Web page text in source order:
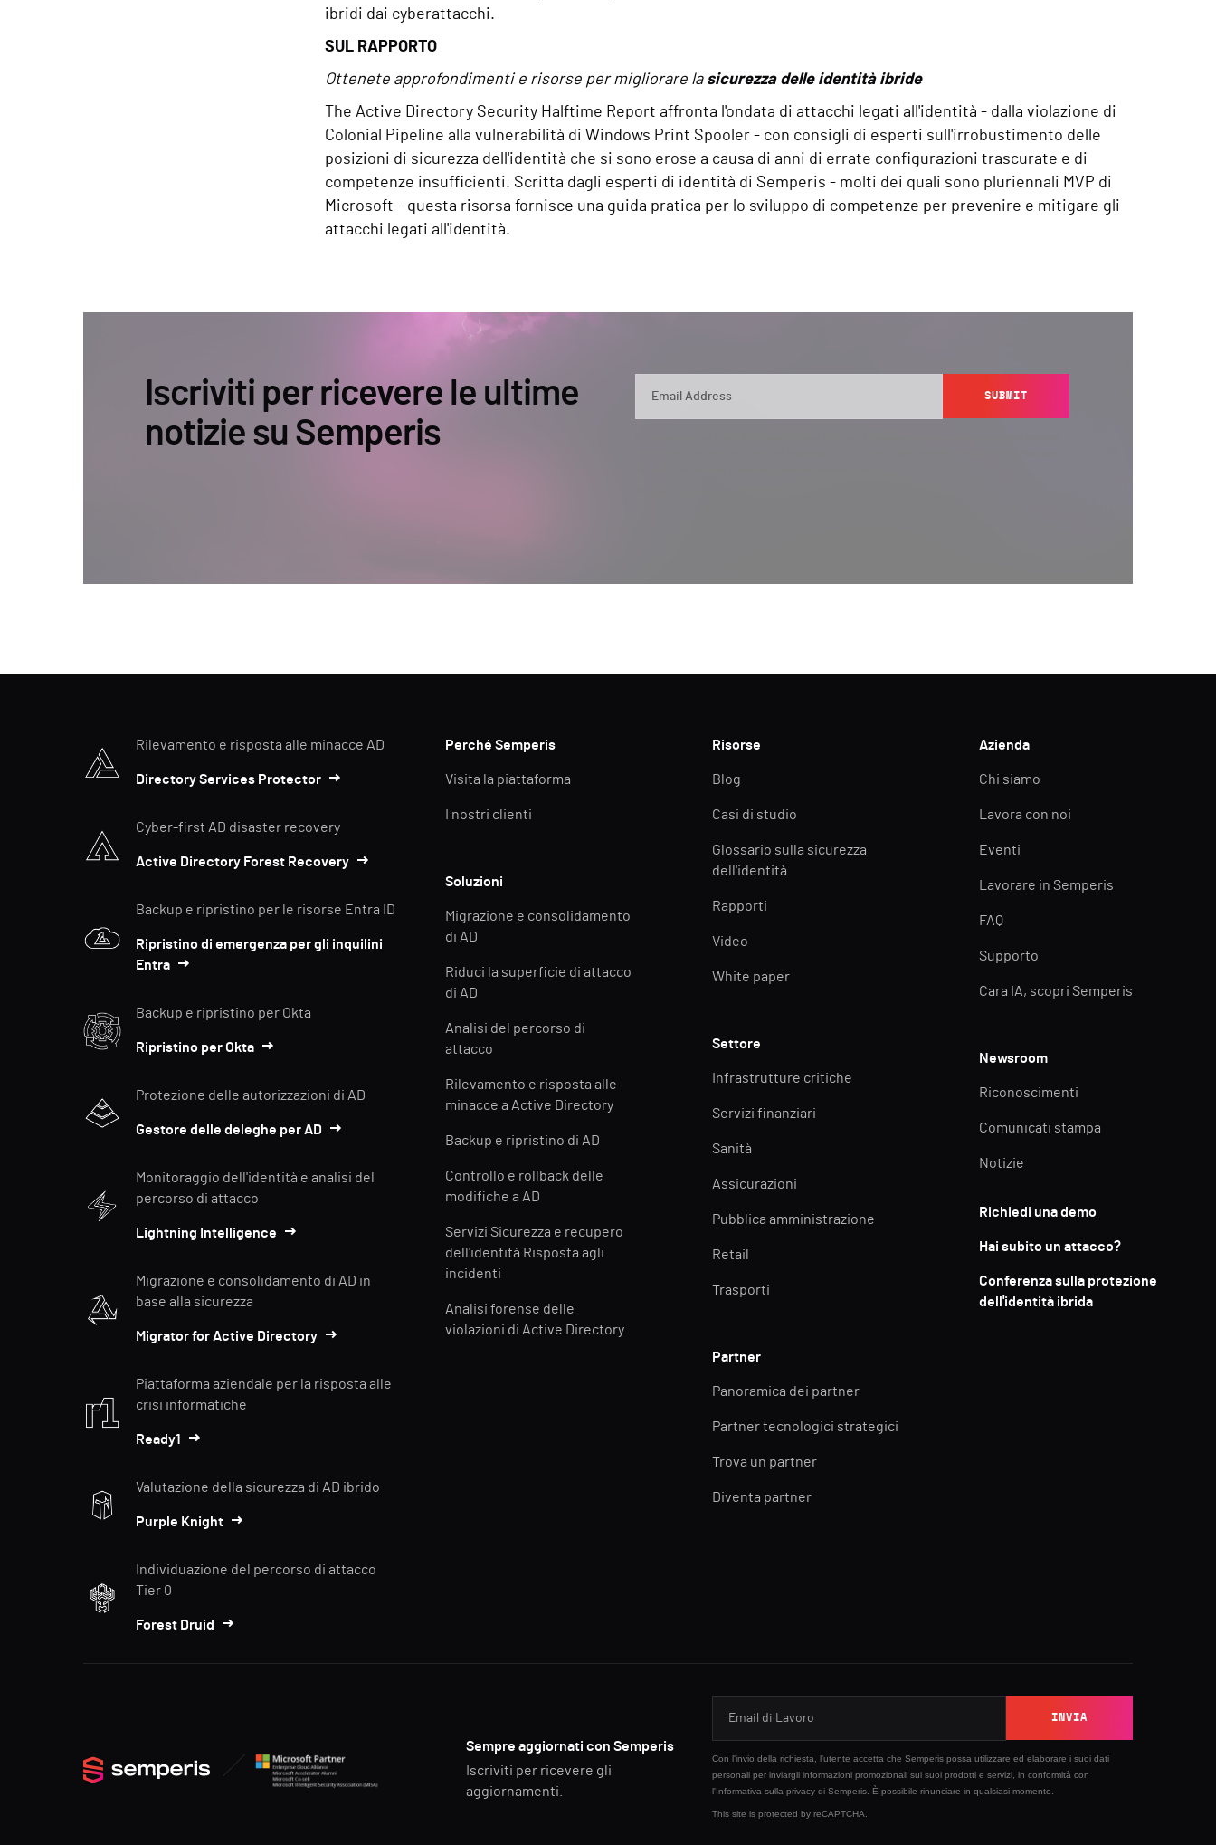
ibridi dai cyberattacchi.
SUL RAPPORTO
Ottenete approfondimenti e risorse per migliorare la sicurezza delle identità ibride
The Active Directory Security Halftime Report affronta l'ondata di attacchi legati all'identità - dalla violazione di
Colonial Pipeline alla vulnerabilità di Windows Print Spooler - con consigli di esperti sull'irrobustimento delle
posizioni di sicurezza dell'identità che si sono erose a causa di anni di errate configurazioni trascurate e di
competenze insufficienti. Scritta dagli esperti di identità di Semperis - molti dei quali sono pluriennali MVP di
Microsoft - questa risorsa fornisce una guida pratica per lo sviluppo di competenze per prevenire e mitigare gli
attacchi legati all'identità.
Iscriviti per ricevere le ultime
notizie su Semperis
SUBMIT
Rilevamento e risposta alle minacce AD
Directory Services Protector
Cyber-first AD disaster recovery
Active Directory Forest Recovery
Backup e ripristino per le risorse Entra ID
Ripristino di emergenza per gli inquilini
Entra
Backup e ripristino per Okta
Ripristino per Okta
Protezione delle autorizzazioni di AD
Gestore delle deleghe per AD
Monitoraggio dell'identità e analisi del
percorso di attacco
Lightning Intelligence
Migrazione e consolidamento di AD in
base alla sicurezza
Migrator for Active Directory
Piattaforma aziendale per la risposta alle
crisi informatiche
Ready1
Valutazione della sicurezza di AD ibrido
Purple Knight
Individuazione del percorso di attacco
Tier 0
Forest Druid
Perché Semperis
Visita la piattaforma
I nostri clienti
Soluzioni
Migrazione e consolidamento
di AD
Riduci la superficie di attacco
di AD
Analisi del percorso di
attacco
Rilevamento e risposta alle
minacce a Active Directory
Backup e ripristino di AD
Controllo e rollback delle
modifiche a AD
Servizi Sicurezza e recupero
dell'identità Risposta agli
incidenti
Analisi forense delle
violazioni di Active Directory
Risorse
Blog
Casi di studio
Glossario sulla sicurezza
dell'identità
Rapporti
Video
White paper
Settore
Infrastrutture critiche
Servizi finanziari
Sanità
Assicurazioni
Pubblica amministrazione
Retail
Trasporti
Partner
Panoramica dei partner
Partner tecnologici strategici
Trova un partner
Diventa partner
Azienda
Chi siamo
Lavora con noi
Eventi
Lavorare in Semperis
FAQ
Supporto
Cara IA, scopri Semperis
Newsroom
Riconoscimenti
Comunicati stampa
Notizie
Richiedi una demo
Hai subito un attacco?
Conferenza sulla protezione
dell'identità ibrida
Sempre aggiornati con Semperis
Iscriviti per ricevere gli
aggiornamenti.
Con l'invio della richiesta, l'utente accetta che Semperis possa utilizzare ed elaborare i suoi dati
personali per inviargli informazioni promozionali sui suoi prodotti e servizi, in conformità con
l'Informativa sulla privacy di Semperis. È possibile rinunciare in qualsiasi momento.
This site is protected by reCAPTCHA.
INVIA